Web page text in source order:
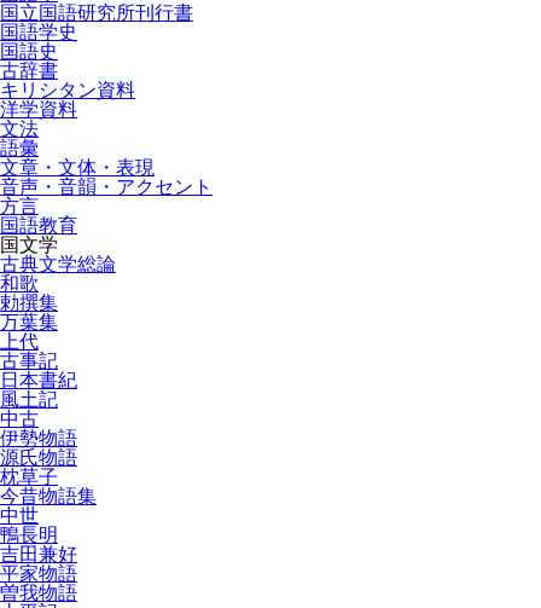
国立国語研究所刊行書
国語学史
国語史
古辞書
キリシタン資料
洋学資料
文法
語彙
文章・文体・表現
音声・音韻・アクセント
方言
国語教育
国文学
古典文学総論
和歌
勅撰集
万葉集
上代
古事記
日本書紀
風土記
中古
伊勢物語
源氏物語
枕草子
今昔物語集
中世
鴨長明
吉田兼好
平家物語
曽我物語